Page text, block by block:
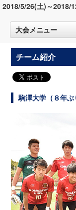
2018/5/26(土)～2018/
大会メニュー
チーム紹介
駒澤大学（８年ぶ